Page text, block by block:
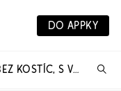
DO APPKY
ODĽAHČUJÚCA PODPRSENKA BEZ KOSTÍC, S VYSTUŽENÝMI RAMIENKAMI